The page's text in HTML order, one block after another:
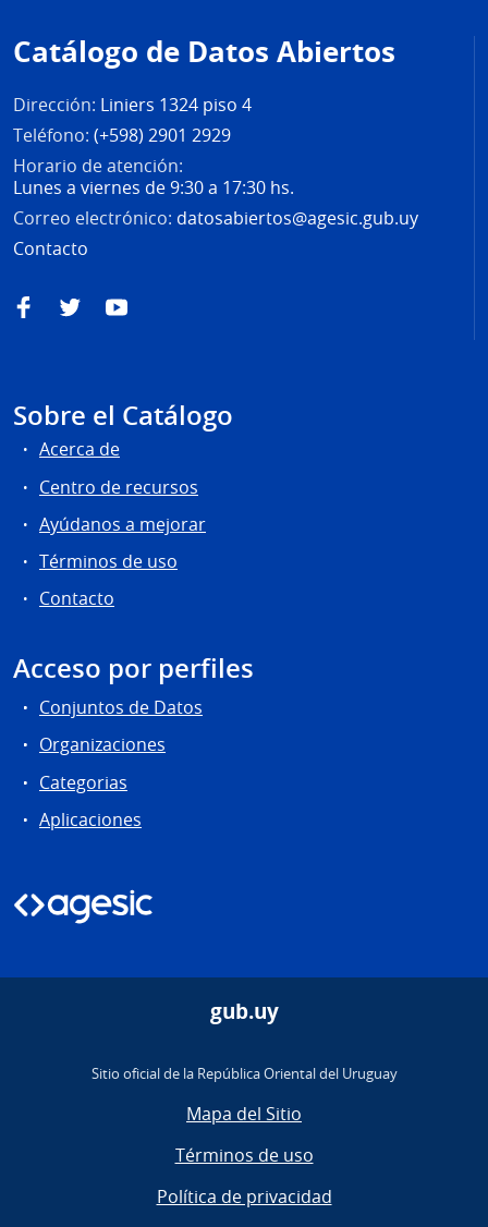
de
página
Catálogo de Datos Abiertos
Dirección: Liniers 1324 piso 4
Teléfono: (+598) 2901 2929
Horario de atención:
Lunes a viernes de 9:30 a 17:30 hs.
Correo electrónico: datosabiertos@agesic.gub.uy
Contacto
FacebookTwitterYouTube
Sobre el Catálogo
Acerca de
Centro de recursos
Ayúdanos a mejorar
Términos de uso
Contacto
Acceso por perfiles
Conjuntos de Datos
Organizaciones
Categorias
Aplicaciones
gub.uy
Sitio oficial de la República Oriental del Uruguay
Mapa del Sitio
Términos de uso
Política de privacidad